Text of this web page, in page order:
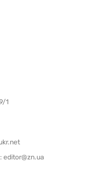
1
editor@zn.ua